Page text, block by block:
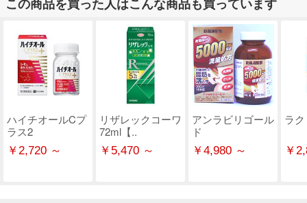
ハイチオールCプ
ラス2
￥2,720 ～
リザレックコーワ
72ml【..
￥5,470 ～
アンラビリゴール
ド
￥4,980 ～
ラ
￥